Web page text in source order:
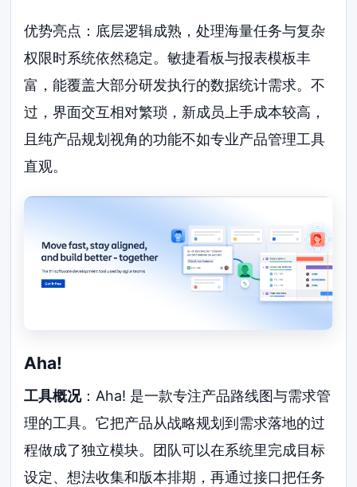
优势亮点：底层逻辑成熟，处理海量任务与复杂
权限时系统依然稳定。敏捷看板与报表模板丰
富，能覆盖大部分研发执行的数据统计需求。不
过，界面交互相对繁琐，新成员上手成本较高，
且纯产品规划视角的功能不如专业产品管理工具
直观。
Aha!
工具概况：Aha! 是一款专注产品路线图与需求管
理的工具。它把产品从战略规划到需求落地的过
程做成了独立模块。团队可以在系统里完成目标
设定、想法收集和版本排期，再通过接口把任务